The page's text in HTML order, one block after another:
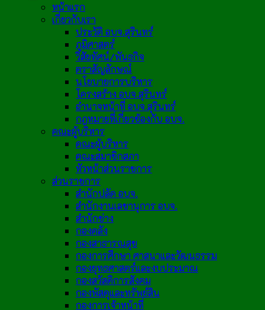
หน้าแรก
เกี่ยวกับเรา
ประวัติ อบจ.สุรินทร์
ภูมิศาสตร์
วิสัยทัศน์/พันธกิจ
ตราสัญลักษณ์
นโยบายการบริหาร
โครงสร้าง อบจ.สุรินทร์
อำนาจหน้าที่ อบจ.สุรินทร์
กฎหมายที่เกี่ยวข้องกับ อบจ.
คณะผู้บริหาร
คณะผู้บริหาร
คณะสมาชิกสภา
หัวหน้าส่วนราชการ
ส่วนราชการ
สำนักปลัด อบจ.
สำนักงานเลขานุการ อบจ.
สำนักช่าง
กองคลัง
กองสาธารณสุข
กองการศึกษา ศาสนาและวัฒนธรรม
กองยุทธศาสตร์และงบประมาณ
กองสวัสดิการสังคม
กองพัสดุและทรัพย์สิน
กองการเจ้าหน้าที่